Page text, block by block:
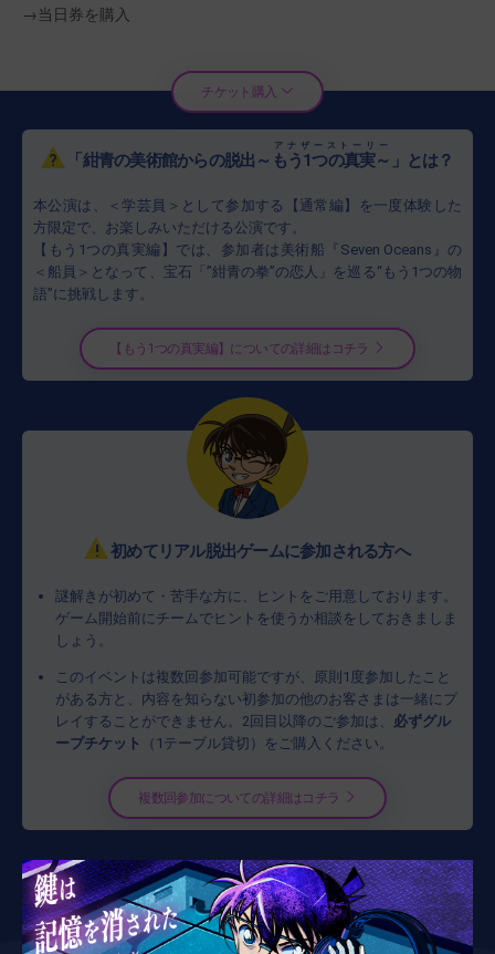
→当日券を購入
チケット購入
? 「紺青の美術館からの脱出～ もう1つの真実～
アナザーストーリー
」とは？
本公演は、＜学芸員＞として参加する【通常編】を一度体験した
方限定で、お楽しみいただける公演です。
【もう1つの真実編】では、参加者は美術船『Seven Oceans』の
＜船員＞となって、宝石「”紺青の拳”の恋人」を巡る“もう1つの物
語”に挑戦します。
【もう1つの真実編】についての詳細はコチラ
! 初めてリアル脱出ゲームに参加される方へ
謎解きが初めて・苦手な方に、ヒントをご用意しております。
ゲーム開始前にチームでヒントを使うか相談をしておきましま
しょう。
このイベントは複数回参加可能ですが、原則1度参加したこと
がある方と、内容を知らない初参加の他のお客さまは一緒にプ
レイすることができません。2回目以降のご参加は、 必ずグル
ープチケット
（1テーブル貸切）をご購入ください。
複数回参加についての詳細はコチラ